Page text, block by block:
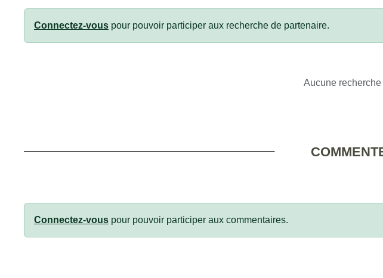
Connectez-vous pour pouvoir participer aux recherche de partenaire.
Aucune
Connectez-vous pour pouvoir participer aux commentaires.